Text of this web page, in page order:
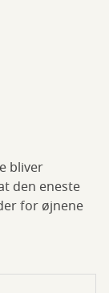
bliver
den eneste
for øjnene